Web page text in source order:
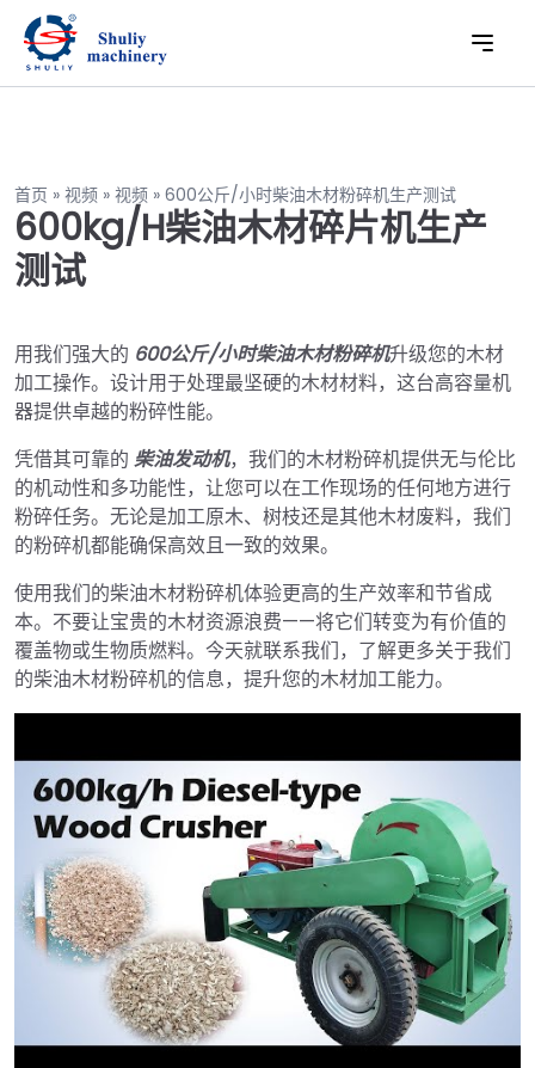
首页 » 视频 » 视频 » 600公斤/小时柴油木材粉碎机生产测试
600kg/h柴油木材碎片机生产
测试
用我们强大的 600公斤/小时柴油木材粉碎机升级您的木材
加工操作。设计用于处理最坚硬的木材材料，这台高容量机
器提供卓越的粉碎性能。
凭借其可靠的 柴油发动机，我们的木材粉碎机提供无与伦比
的机动性和多功能性，让您可以在工作现场的任何地方进行
粉碎任务。无论是加工原木、树枝还是其他木材废料，我们
的粉碎机都能确保高效且一致的效果。
使用我们的柴油木材粉碎机体验更高的生产效率和节省成
本。不要让宝贵的木材资源浪费——将它们转变为有价值的
覆盖物或生物质燃料。今天就联系我们，了解更多关于我们
的柴油木材粉碎机的信息，提升您的木材加工能力。